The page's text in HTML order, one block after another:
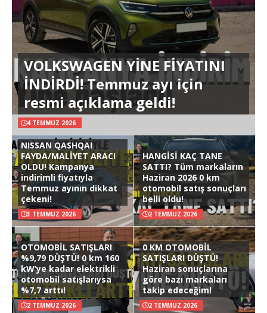
VOLKSWAGEN YİNE FİYATINI
İNDİRDİ! Temmuz ayı için
resmi açıklama geldi!
4 TEMMUZ 2026
NISSAN QASHQAI
FAYDA/MALİYET ARACI
OLDU! Kampanya
indirimli fiyatıyla
Temmuz ayının dikkat
çekeni!
3 TEMMUZ 2026
HANGİSİ KAÇ TANE
SATTI? Tüm markaların
Haziran 2026 0 km
otomobil satış sonuçları
belli oldu!
2 TEMMUZ 2026
OTOMOBİL SATIŞLARI
%9,79 DÜŞTÜ! 0 km 160
kW’ye kadar elektrikli
otomobil satışlarıysa
%7,7 arttı!
2 TEMMUZ 2026
0 KM OTOMOBİL
SATIŞLARI DÜŞTÜ!
Haziran sonuçlarına
göre bazı markaları
takip edeceğim!
2 TEMMUZ 2026